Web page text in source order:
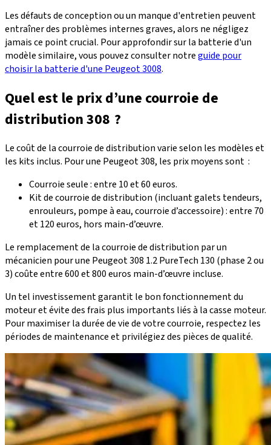
Les défauts de conception ou un manque d'entretien peuvent
entraîner des problèmes internes graves, alors ne négligez
jamais ce point crucial. Pour approfondir sur la batterie d'un
modèle similaire, vous pouvez consulter notreguide pour
choisir la batterie d'une Peugeot 3008.
Quel est le prix d’une courroie de
distribution 308 ?
Le coût de lacourroie de distributionvarie selon les modèles et
les kits inclus. Pour une Peugeot 308, les prix moyens sont :
Courroie seule: entre 10 et 60 euros.
Kit de courroie de distribution (incluant galets tendeurs,
enrouleurs, pompe à eau, courroie d’accessoire) : entre 70
et 120 euros, hors main-d’œuvre.
Le remplacement de la courroie de distribution par un
mécanicien pour une Peugeot 308 1.2 PureTech 130 (phase 2 ou
3) coûteentre 600 et 800 euros main-d’œuvre incluse.
Un tel investissement garantit le bon fonctionnement du
moteur et évite des frais plus importants liés à la casse moteur.
Pour maximiser la durée de vie de votre courroie, respectez les
périodes de maintenance et privilégiez des pièces de qualité.